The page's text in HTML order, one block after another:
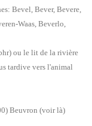
Bevel, Bever, Bevere,
Waas, Beverlo,
ou le lit de la rivière
tardive vers l'animal
Beuvron (voir là)